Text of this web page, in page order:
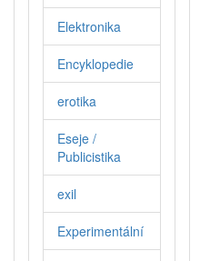
Elektronika
Encyklopedie
erotika
Eseje /
Publicistika
exil
Experimentální